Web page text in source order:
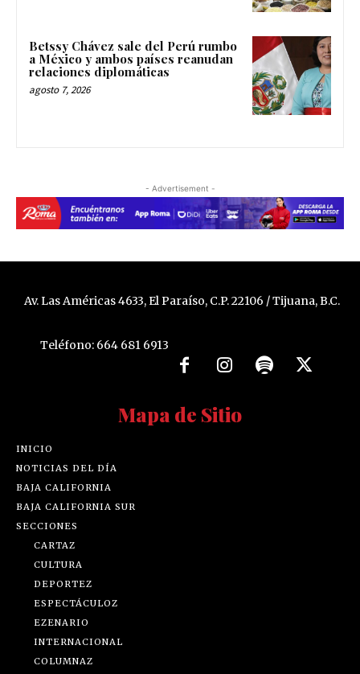
Betssy Chávez sale del Perú rumbo
a México y ambos países reanudan
relaciones diplomáticas
agosto 7, 2026
- Advertisement -
Av. Las Américas 4633, El Paraíso, C.P. 22106 / Tijuana, B.C.
Teléfono: 664 681 6913
Mapa de Sitio
INICIO
NOTICIAS DEL DÍA
BAJA CALIFORNIA
BAJA CALIFORNIA SUR
SECCIONES
CARTAZ
CULTURA
DEPORTEZ
ESPECTÁCULOZ
EZENARIO
INTERNACIONAL
COLUMNAZ